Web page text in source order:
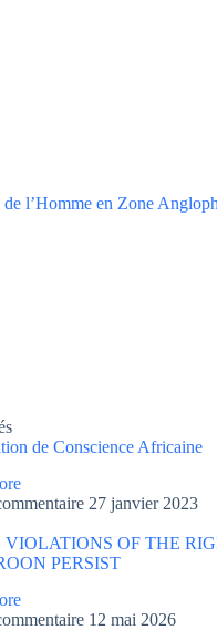
l’Homme en Zone
de Conscience Africaine
27 janvier 2023
VIOLATIONS OF THE
PERSIST
12 mai 2026